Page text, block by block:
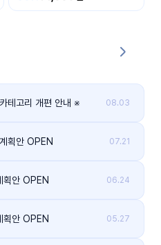
테고리 개편 안내 ※ 08.03
획안 OPEN 07.21
획안 OPEN 06.24
획안 OPEN 05.27